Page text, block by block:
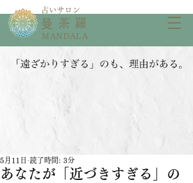
​占いサロン
​曼茶羅
MANDALA
あなたが「近づきすぎる」の
5月11日 読了時間: 3分